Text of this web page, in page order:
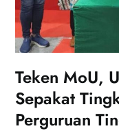
Teken MoU,
Sepakat
Perguruan